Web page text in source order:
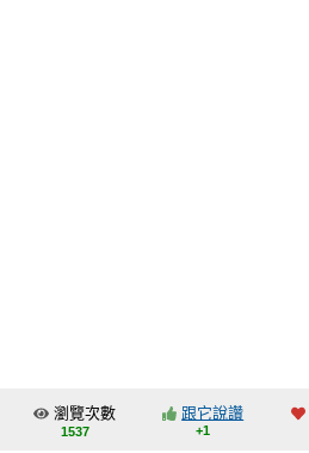
交流中心
瀏覽次數
1537
跟它說讚
+1